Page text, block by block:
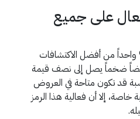
تاغ 50% فعال على جميع
على كوبون رد تاغ 50% واحداً من أفضل الاكتشافات
ضخماً يصل إلى نصف قيمة
قد تكون متاحة في العروض
إلا أن فعالية هذا الرمز